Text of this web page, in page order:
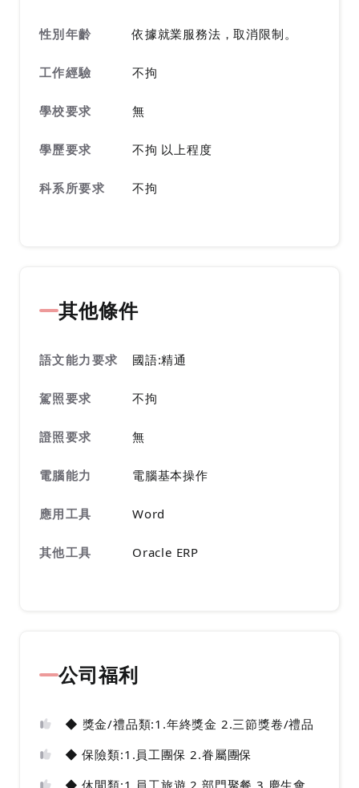
性別年齡 依據就業服務法，取消限制。
工作經驗 不拘
學校要求 無
學歷要求 不拘 以上程度
科系所要求 不拘
其他條件
語文能力要求 國語:精通
駕照要求 不拘
證照要求 無
電腦能力 電腦基本操作
應用工具 Word
其他工具 Oracle ERP
公司福利
◆ 獎金/禮品類:1.年終獎金 2.三節獎卷/禮品
◆ 保險類:1.員工團保 2.眷屬團保
◆ 休閒類:1.員工旅遊 2.部門聚餐 3.慶生會